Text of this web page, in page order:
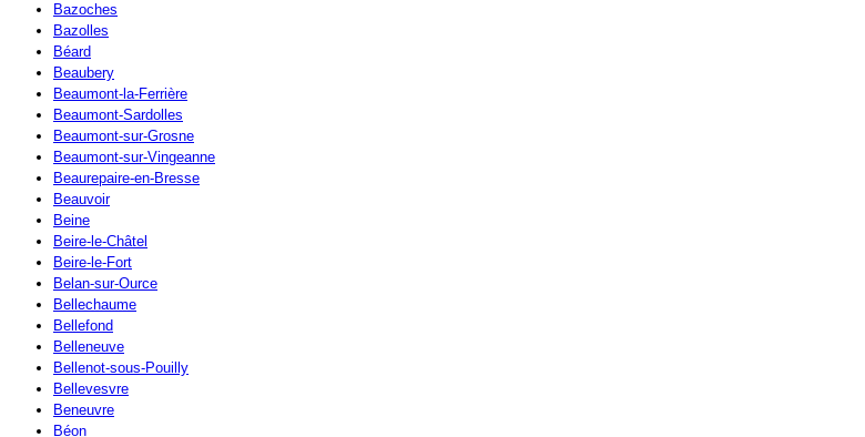
Bazoches
Bazolles
Béard
Beaubery
Beaumont-la-Ferrière
Beaumont-Sardolles
Beaumont-sur-Grosne
Beaumont-sur-Vingeanne
Beaurepaire-en-Bresse
Beauvoir
Beine
Beire-le-Châtel
Beire-le-Fort
Belan-sur-Ource
Bellechaume
Bellefond
Belleneuve
Bellenot-sous-Pouilly
Bellevesvre
Beneuvre
Béon